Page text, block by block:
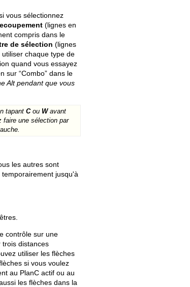
vous sélectionnez
(lignes en
compris dans le
de sélection (lignes
chaque type de
quand vous essayez
sur “Combo” dans le
Alt pendant que vous
tapantCou Wavant
faire une sélection par
les autres sont
jusqu'à
contrôle sur une
trois distances
utiliser les flèches
si vous voulez
au PlanC actif ou au
les flèches dans la